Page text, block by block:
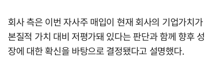
회사 측은 이번 자사주 매입이 현재 회사의 기업가치가
본질적 가치 대비 저평가돼 있다는 판단과 함께 향후 성
장에 대한 확신을 바탕으로 결정됐다고 설명했다.